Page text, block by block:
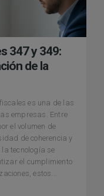
347 y 349:
de la
es una de las
empresas. Entre
el volumen de
de coherencia y
la tecnología se
el cumplimiento
estos...